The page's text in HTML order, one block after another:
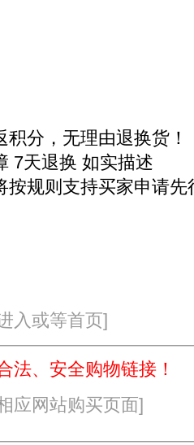
积分，无理由退换货！
7天退换 如实描述
按规则支持买家申请先
入或等首页]
法、安全购物链接！
应网站购买页面]